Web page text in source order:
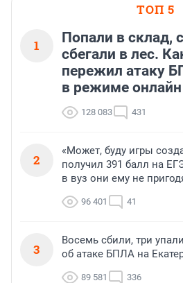
ТОП 5
1
Попали в склад,
сбегали в лес.
пережил атаку
в режиме онлайн
128 083 431
2
«Может, буду игры
получил 391 балл на
в вуз они ему не
96 401 41
3
Восемь сбили, три
об атаке БПЛА на
89 581 336